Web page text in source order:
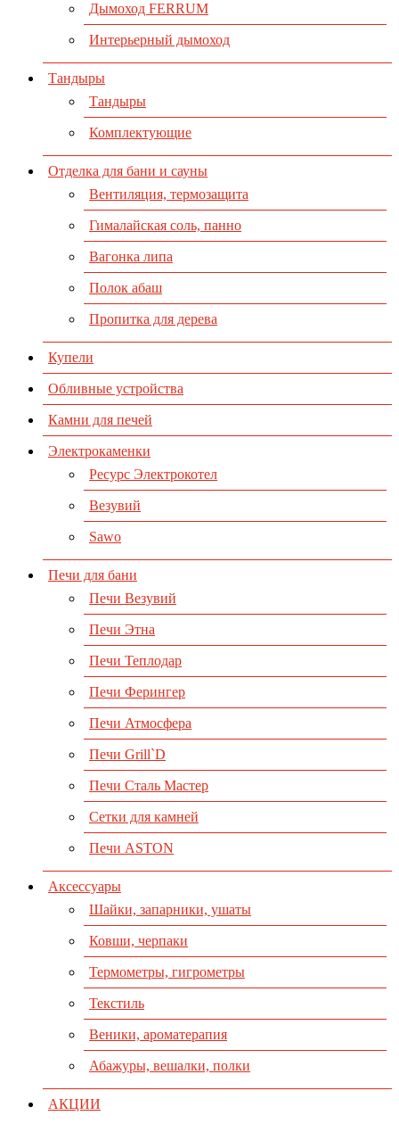
Дымоход FERRUM
Интерьерный дымоход
Тандыры
Тандыры
Комплектующие
Отделка для бани и сауны
Вентиляция, термозащита
Гималайская соль, панно
Вагонка липа
Полок абаш
Пропитка для дерева
Купели
Обливные устройства
Камни для печей
Электрокаменки
Ресурс Электрокотел
Везувий
Sawo
Печи для бани
Печи Везувий
Печи Этна
Печи Теплодар
Печи Ферингер
Печи Атмосфера
Печи Grill`D
Печи Сталь Мастер
Сетки для камней
Печи ASTON
Аксессуары
Шайки, запарники, ушаты
Ковши, черпаки
Термометры, гигрометры
Текстиль
Веники, ароматерапия
Абажуры, вешалки, полки
АКЦИИ